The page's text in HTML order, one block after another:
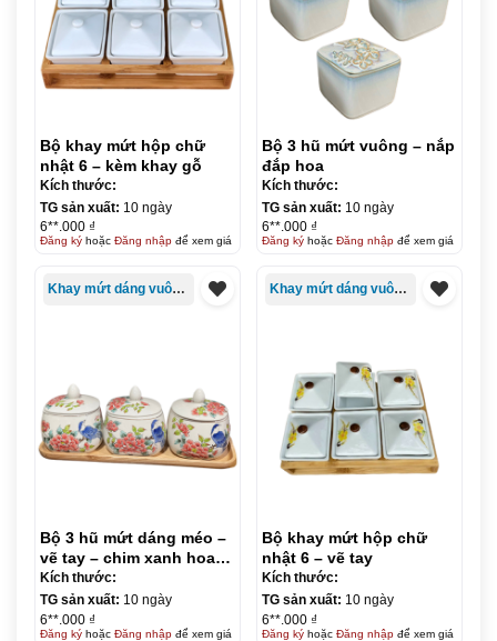
Bộ khay mứt hộp chữ
nhật 6 – kèm khay gỗ
Kích thước:
TG sản xuất: 10 ngày
6**.000 ₫
Đăng kýhoặc Đăng nhậpđể xem giá
Bộ 3 hũ mứt vuông – nắp
đắp hoa
Kích thước:
TG sản xuất: 10 ngày
6**.000 ₫
Đăng kýhoặc Đăng nhậpđể xem giá
Khay mứt dáng vuông/chữ nhật
Bộ 3 hũ mứt dáng méo –
vẽ tay – chim xanh hoa
phù dung đỏ – kèm khay
gỗ
Kích thước:
TG sản xuất: 10 ngày
6**.000 ₫
Đăng kýhoặc Đăng nhậpđể xem giá
Khay mứt dáng vuông/chữ nhật
Bộ khay mứt hộp chữ
nhật 6 – vẽ tay
Kích thước:
TG sản xuất: 10 ngày
6**.000 ₫
Đăng kýhoặc Đăng nhậpđể xem giá